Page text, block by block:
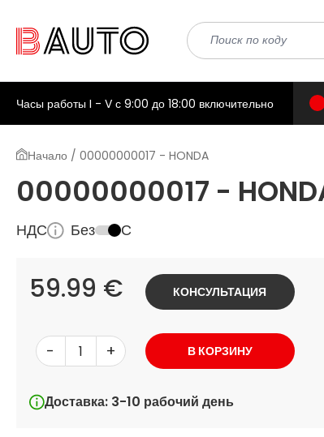
Часы работы I - V с 9:00 до 18:00 включительно
Начало / 00000000017 - HONDA
00000000017 -
НДС Без С
59.99 €
- +
Доставка: 3-10 рабочий день
В КОРЗИНУ
КОНСУЛЬТАЦИЯ